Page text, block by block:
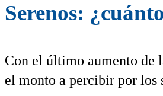
Serenos:
Con el último aumento de
el monto a percibir por los